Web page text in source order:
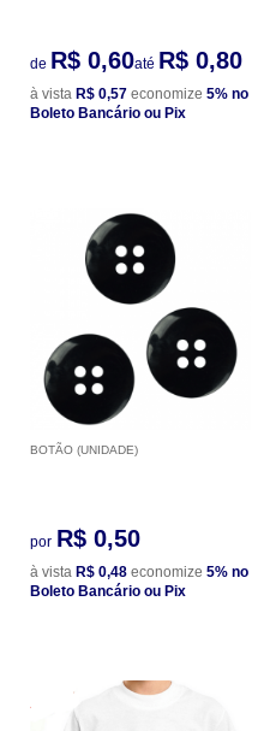
de R$ 0,60até R$ 0,80
à vista R$ 0,57 economize 5% no
Boleto Bancário ou Pix
BOTÃO (UNIDADE)
por R$ 0,50
à vista R$ 0,48 economize 5% no
Boleto Bancário ou Pix